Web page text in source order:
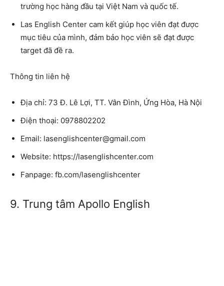
trường học hàng đầu tại Việt Nam và quốc tế.
Las English Center cam kết giúp học viên đạt được
mục tiêu của mình, đảm bảo học viên sẽ đạt được
target đã đề ra.
Thông tin liên hệ
Địa chỉ: 73 Đ. Lê Lợi, TT. Vân Đình, Ứng Hòa, Hà Nội
Điện thoại: 0978802202
Email: lasenglishcenter@gmail.com
Website: https://lasenglishcenter.com
Fanpage: fb.com/lasenglishcenter
9. Trung tâm Apollo English